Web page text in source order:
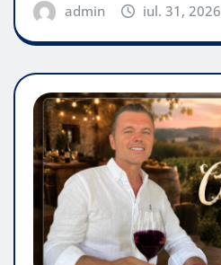
admin iul. 31, 2026